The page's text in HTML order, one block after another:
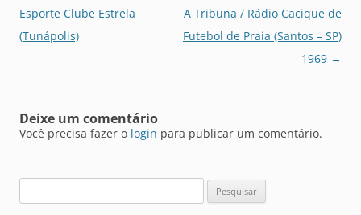
de
posts
Esporte Clube Estrela
(Tunápolis)
A Tribuna / Rádio Cacique de
Futebol de Praia (Santos – SP)
– 1969 →
Deixe um comentário
Você precisa fazer o login para publicar um comentário.
por: